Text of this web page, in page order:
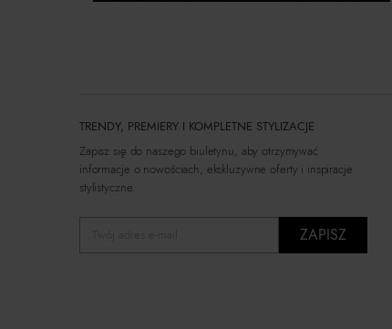
TRENDY, PREMIERY I KOMPLETNE STYLIZACJE
Zapisz się do naszego biuletynu, aby otrzymywać
informacje o nowościach, ekskluzywne oferty i inspiracje
stylistyczne.
ZAPISZ